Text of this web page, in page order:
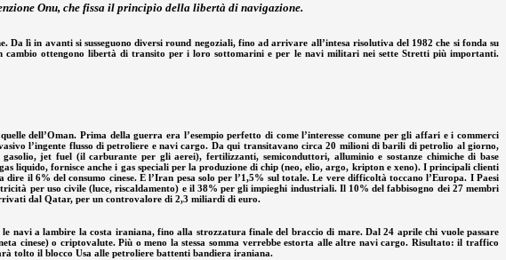
Onu, che fissa il principio della libertà di navigazione.
lì in avanti si susseguono diversi round negoziali, fino ad arrivare all’intesa risolutiva del 1982 che si fonda su
cambio ottengono libertà di transito per i loro sottomarini e per le navi militari nei sette Stretti più importanti.
dell’Oman. Prima della guerra era l’esempio perfetto di come l’interesse comune per gli affari e i commerci
l’ingente flusso di petroliere e navi cargo. Da qui transitavano circa 20 milioni di barili di petrolio al giorno,
jet fuel (il carburante per gli aerei), fertilizzanti, semiconduttori, alluminio e sostanze chimiche di base
fornisce anche i gas speciali per la produzione di chip (neo, elio, argo, kripton e xeno). I principali clienti
il 6% del consumo cinese. E l’Iran pesa solo per l’1,5% sul totale. Le vere difficoltà toccano l’Europa. I Paesi
per uso civile (luce, riscaldamento) e il 38% per gli impieghi industriali. Il 10% del fabbisogno dei 27 membri
dal Qatar, per un controvalore di 2,3 miliardi di euro.
navi a lambire la costa iraniana, fino alla strozzatura finale del braccio di mare. Dal 24 aprile chi vuole passare
cinese) o criptovalute. Più o meno la stessa somma verrebbe estorta alle altre navi cargo. Risultato: il traffico
tolto il blocco Usa alle petroliere battenti bandiera iraniana.